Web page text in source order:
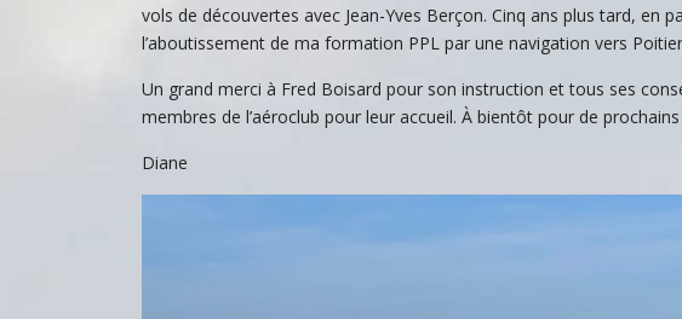
vols de découvertes avec Jean-Yves Berçon. Cinq ans plus tard, en
l’aboutissement de ma formation PPL par une navigation vers
Un grand merci à Fred Boisard pour son instruction et tous ses
membres de l’aéroclub pour leur accueil. À bientôt pour de
Diane